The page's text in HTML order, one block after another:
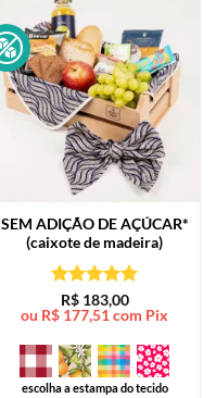
SEM ADIÇÃO DE AÇÚCAR*
(caixote de madeira)
Avaliação5
de 5
R$183,00
ou R$ 177,51com Pix
escolha a estampa do tecido